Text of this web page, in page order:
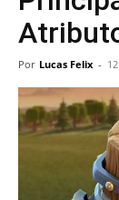
Por Lucas Felix -